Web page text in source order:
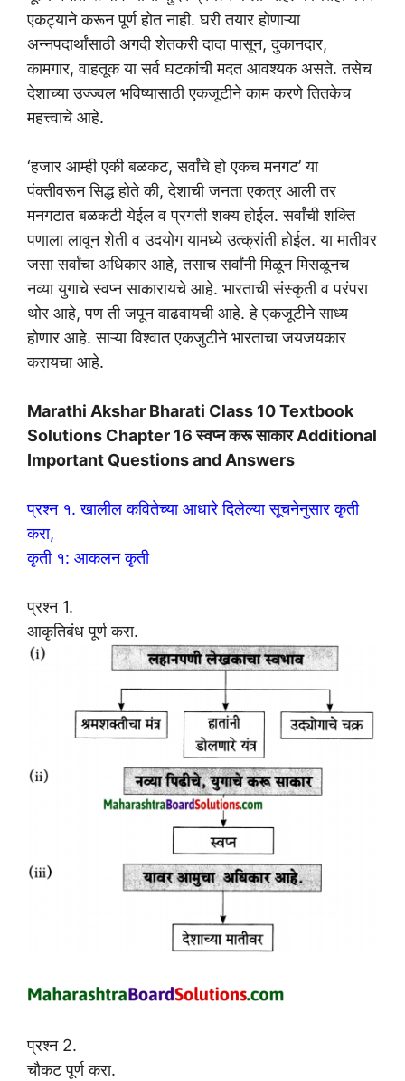
एकट्याने करून पूर्ण होत नाही. घरी तयार होणाऱ्या
अन्नपदार्थांसाठी अगदी शेतकरी दादा पासून, दुकानदार,
कामगार, वाहतूक या सर्व घटकांची मदत आवश्यक असते. तसेच
देशाच्या उज्ज्वल भविष्यासाठी एकजूटीने काम करणे तितकेच
महत्त्वाचे आहे.
‘हजार आम्ही एकी बळकट, सर्वांचे हो एकच मनगट’ या
पंक्तीवरून सिद्ध होते की, देशाची जनता एकत्र आली तर
मनगटात बळकटी येईल व प्रगती शक्य होईल. सर्वांची शक्ति
पणाला लावून शेती व उदयोग यामध्ये उत्क्रांती होईल. या मातीवर
जसा सर्वांचा अधिकार आहे, तसाच सर्वांनी मिळून मिसळूनच
नव्या युगाचे स्वप्न साकारायचे आहे. भारताची संस्कृती व परंपरा
थोर आहे, पण ती जपून वाढवायची आहे. हे एकजूटीने साध्य
होणार आहे. साऱ्या विश्वात एकजुटीने भारताचा जयजयकार
करायचा आहे.
Marathi Akshar Bharati Class 10 Textbook
Solutions Chapter 16 स्वप्न करू साकार Additional
Important Questions and Answers
प्रश्न १. खालील कवितेच्या आधारे दिलेल्या सूचनेनुसार कृती
करा,
कृती १: आकलन कृती
प्रश्न 1.
आकृतिबंध पूर्ण करा.
प्रश्न 2.
चौकट पूर्ण करा.